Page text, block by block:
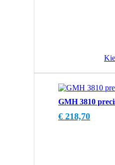
GMH 3810
€ 218,70